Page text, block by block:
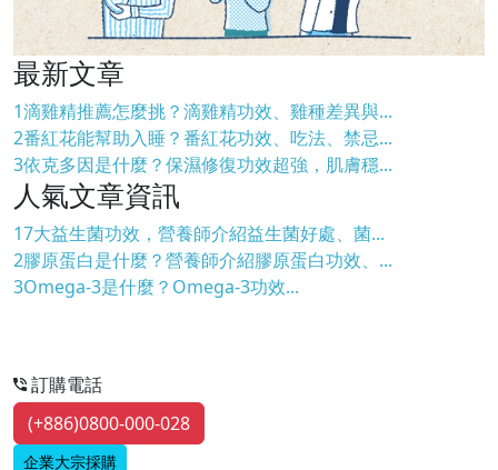
最新文章
1滴雞精推薦怎麼挑？滴雞精功效、雞種差異與...
2番紅花能幫助入睡？番紅花功效、吃法、禁忌...
3依克多因是什麼？保濕修復功效超強，肌膚穩...
人氣文章資訊
17大益生菌功效，營養師介紹益生菌好處、菌...
2膠原蛋白是什麼？營養師介紹膠原蛋白功效、...
3Omega-3是什麼？Omega-3功效...
訂購電話
(+886)0800-000-028
企業大宗採購